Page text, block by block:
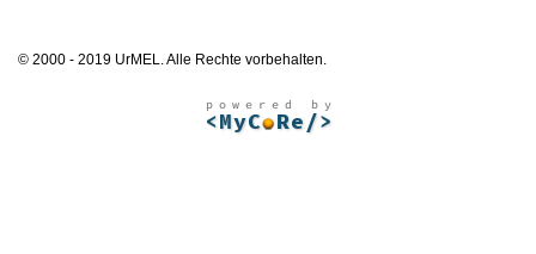
© 2000 - 2019 UrMEL. Alle Rechte vorbehalten.